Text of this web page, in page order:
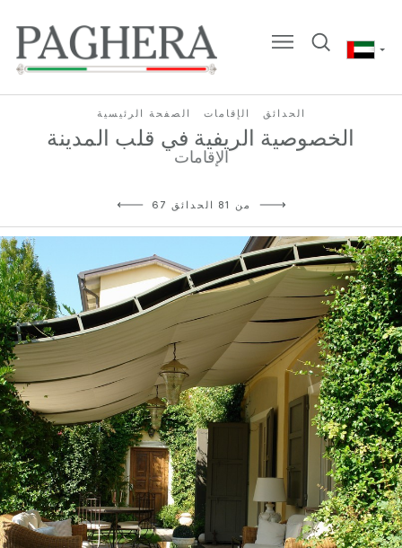
الصفحة الرئيسية الإقامات الحدائق
الخصوصية الريفية في قلب المدينة
الإقامات
67 من 81 الحدائق